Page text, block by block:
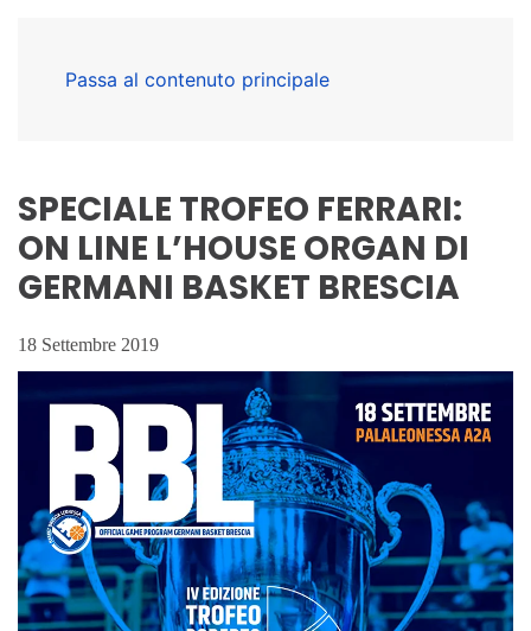
Passa al contenuto principale
SPECIALE TROFEO FERRARI:
ON LINE L’HOUSE ORGAN DI
GERMANI BASKET BRESCIA
18 Settembre 2019